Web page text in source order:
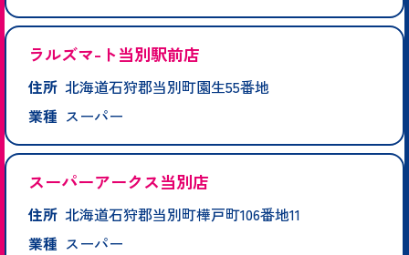
ラルズマ-ト当別駅前店
住所 北海道石狩郡当別町園生55番地
業種 スーパー
スーパーアークス当別店
住所 北海道石狩郡当別町樺戸町106番地11
業種 スーパー